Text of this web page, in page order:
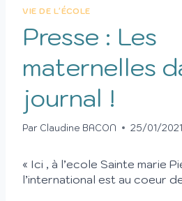
VIE DE L'ÉCOLE
Presse : Les
maternelles
journal !
Par Claudine BACON 25/01/2021
« Ici , à l’ecole Sainte marie
l’international est au coeur